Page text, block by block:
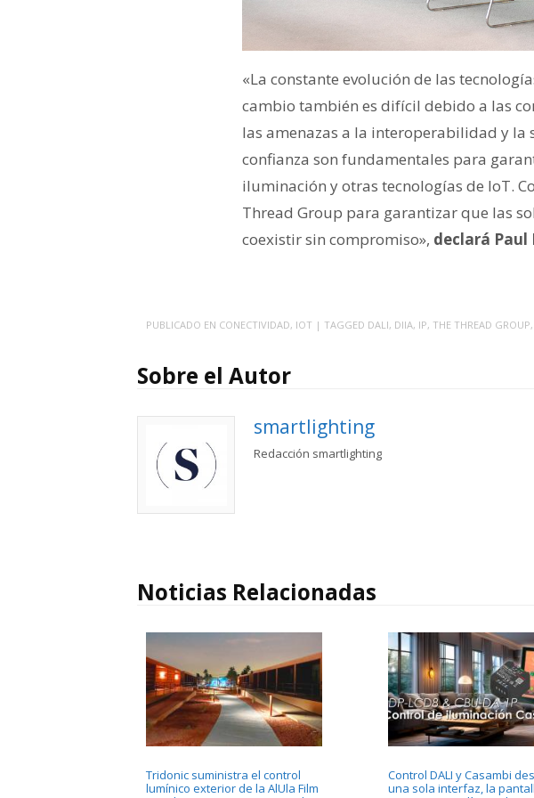
«La constante evolución de las
cambio también es difícil debido a las
las amenazas a la interoperabilidad y la
confianza son fundamentales para
iluminación y otras tecnologías de IoT.
Thread Group para garantizar que las
coexistir sin compromiso», declará Paul
PUBLICADO EN CONECTIVIDAD, IOT | TAGGED DALI, DIIA, IP, THE THREAD GROUP,
Sobre el Autor
smartlighting
Redacción smartlighting
Noticias Relacionadas
Tridonic suministra el control
lumínico exterior de la AlUla Film
Control DALI y Casambi
una sola interfaz, la